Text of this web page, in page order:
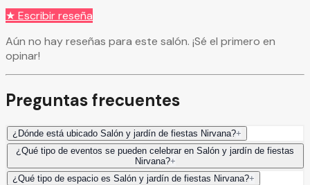
★ Escribir reseña
Aún no hay reseñas para este salón. ¡Sé el primero en
opinar!
Preguntas frecuentes
¿Dónde está ubicado Salón y jardín de fiestas Nirvana?+
¿Qué tipo de eventos se pueden celebrar en Salón y jardín de fiestas
Nirvana?+
¿Qué tipo de espacio es Salón y jardín de fiestas Nirvana?+